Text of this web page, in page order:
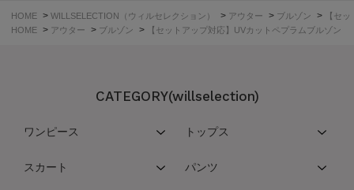
HOME > WILLSELECTION（ウィルセレクション） > アウター > ブルゾン >
【セ
HOME > アウター > ブルゾン > 【セットアップ対応】UVカットペプラムブルゾン
CATEGORY(willselection)
ワンピース トップス
スカート パンツ